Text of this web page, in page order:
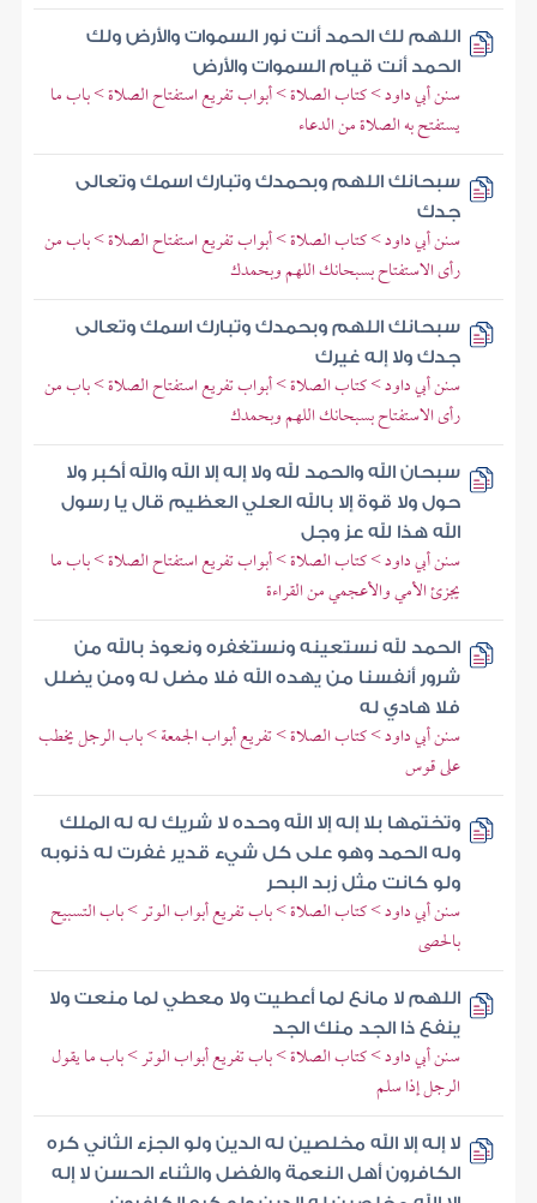
اللهم لك الحمد أنت نور السموات والأرض ولك
الحمد أنت قيام السموات والأرض
سنن أبي داود > كتاب الصلاة > أبواب تفريع استفتاح الصلاة > باب ما
يستفتح به الصلاة من الدعاء
سبحانك اللهم وبحمدك وتبارك اسمك وتعالى
جدك
سنن أبي داود > كتاب الصلاة > أبواب تفريع استفتاح الصلاة > باب من
رأى الاستفتاح بسبحانك اللهم وبحمدك
سبحانك اللهم وبحمدك وتبارك اسمك وتعالى
جدك ولا إله غيرك
سنن أبي داود > كتاب الصلاة > أبواب تفريع استفتاح الصلاة > باب من
رأى الاستفتاح بسبحانك اللهم وبحمدك
سبحان الله والحمد لله ولا إله إلا الله والله أكبر ولا
حول ولا قوة إلا بالله العلي العظيم قال يا رسول
الله هذا لله عز وجل
سنن أبي داود > كتاب الصلاة > أبواب تفريع استفتاح الصلاة > باب ما
يجزئ الأمي والأعجمي من القراءة
الحمد لله نستعينه ونستغفره ونعوذ بالله من
شرور أنفسنا من يهده الله فلا مضل له ومن يضلل
فلا هادي له
سنن أبي داود > كتاب الصلاة > تفريع أبواب الجمعة > باب الرجل يخطب
على قوس
وتختمها بلا إله إلا الله وحده لا شريك له له الملك
وله الحمد وهو على كل شيء قدير غفرت له ذنوبه
ولو كانت مثل زبد البحر
سنن أبي داود > كتاب الصلاة > باب تفريع أبواب الوتر > باب التسبيح
بالحصى
اللهم لا مانع لما أعطيت ولا معطي لما منعت ولا
ينفع ذا الجد منك الجد
سنن أبي داود > كتاب الصلاة > باب تفريع أبواب الوتر > باب ما يقول
الرجل إذا سلم
لا إله إلا الله مخلصين له الدين ولو الجزء الثاني كره
الكافرون أهل النعمة والفضل والثناء الحسن لا إله